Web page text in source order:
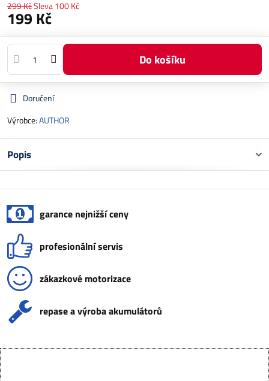
299 KčSleva100 Kč
199 Kč
Do košíku
Doručení
Výrobce:AUTHOR
Popis
garance nejnižší ceny
profesionální servis
zákazkové motorizace
repase a výroba akumulátorů